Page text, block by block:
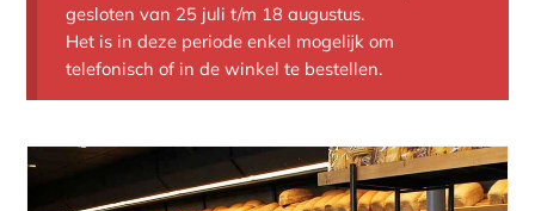
gesloten van 25 juli t/m 18 augustus.
Het is in deze periode enkel mogelijk om
telefonisch of in de winkel te bestellen.